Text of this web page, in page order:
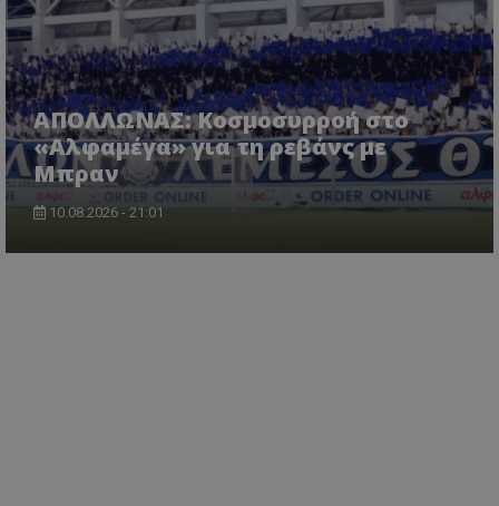
ΑΠΟΛΛΩΝΑΣ: Κοσμοσυρροή στο
«Αλφαμέγα» για τη ρεβάνς με
Μπραν
10.08.2026 - 21:01